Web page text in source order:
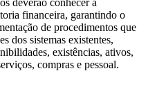
deverão conhecer a
financeira, garantindo o
de procedimentos que
dos sistemas existentes,
existências, ativos,
compras e pessoal.